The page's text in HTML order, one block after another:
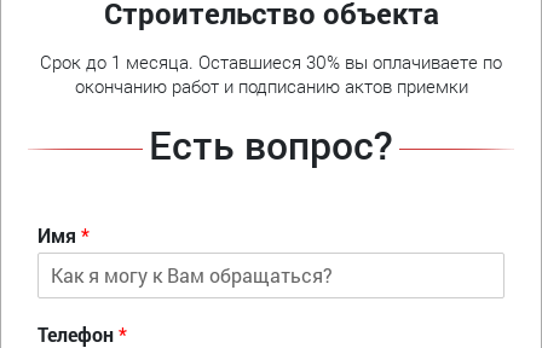
Строительство объекта
Срок до 1 месяца. Оставшиеся 30% вы оплачиваете по
окончанию работ и подписанию актов приемки
Есть вопрос?
Имя *
Телефон*